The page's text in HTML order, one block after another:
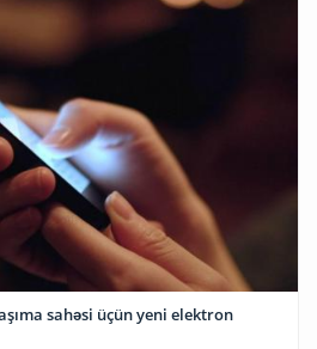
sahəsi üçün yeni elektron